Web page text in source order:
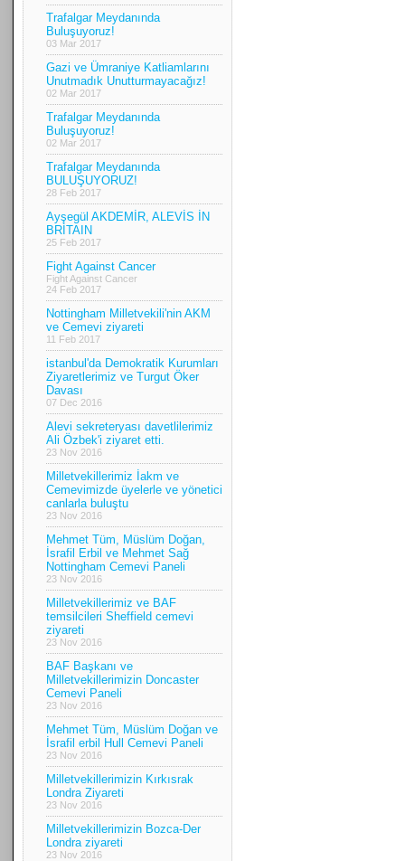
Trafalgar Meydanında
Buluşuyoruz!
03 Mar 2017
Gazi ve Ümraniye Katliamlarını
Unutmadık Unutturmayacağız!
02 Mar 2017
Trafalgar Meydanında
Buluşuyoruz!
02 Mar 2017
Trafalgar Meydanında
BULUŞUYORUZ!
28 Feb 2017
Ayşegül AKDEMİR, ALEVİS İN
BRİTAIN
25 Feb 2017
Fight Against Cancer
Fight Against Cancer
24 Feb 2017
Nottingham Milletvekili'nin AKM
ve Cemevi ziyareti
11 Feb 2017
istanbul'da Demokratik Kurumları
Ziyaretlerimiz ve Turgut Öker
Davası
07 Dec 2016
Alevi sekreteryası davetlilerimiz
Ali Özbek'i ziyaret etti.
23 Nov 2016
Milletvekillerimiz İakm ve
Cemevimizde üyelerle ve yönetici
canlarla buluştu
23 Nov 2016
Mehmet Tüm, Müslüm Doğan,
İsrafil Erbil ve Mehmet Sağ
Nottingham Cemevi Paneli
23 Nov 2016
Milletvekillerimiz ve BAF
temsilcileri Sheffield cemevi
ziyareti
23 Nov 2016
BAF Başkanı ve
Milletvekillerimizin Doncaster
Cemevi Paneli
23 Nov 2016
Mehmet Tüm, Müslüm Doğan ve
İsrafil erbil Hull Cemevi Paneli
23 Nov 2016
Milletvekillerimizin Kırkısrak
Londra Ziyareti
23 Nov 2016
Milletvekillerimizin Bozca-Der
Londra ziyareti
23 Nov 2016